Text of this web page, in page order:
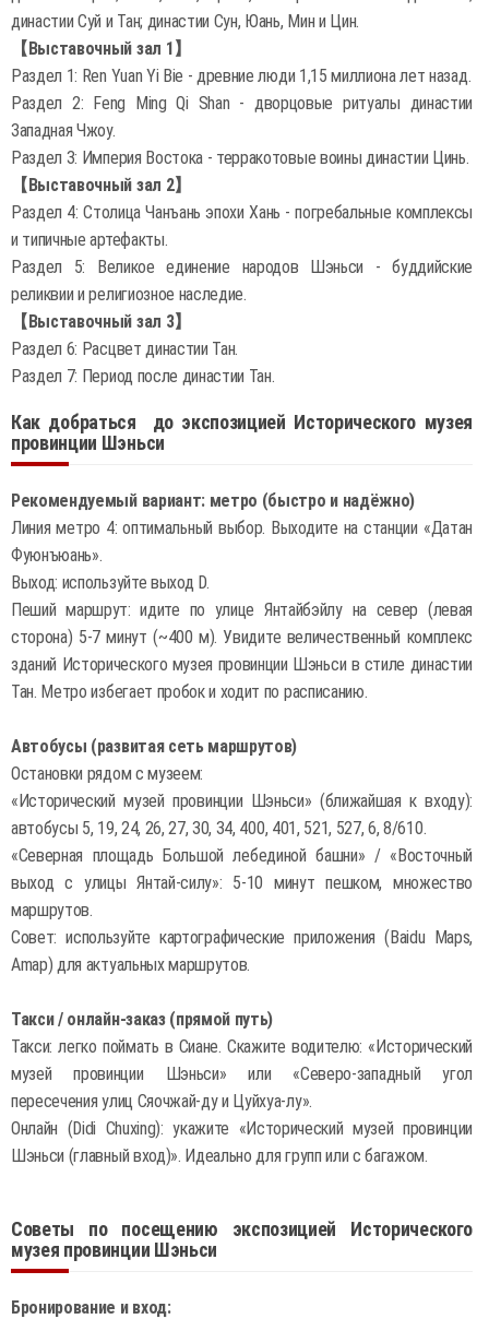
династии Суй и Тан; династии Сун, Юань, Мин и Цин.
【Выставочный зал 1】
Раздел 1: Ren Yuan Yi Bie - древние люди 1,15 миллиона лет назад.
Раздел 2: Feng Ming Qi Shan - дворцовые ритуалы династии
Западная Чжоу.
Раздел 3: Империя Востока - терракотовые воины династии Цинь.
【Выставочный зал 2】
Раздел 4: Столица Чанъань эпохи Хань - погребальные комплексы
и типичные артефакты.
Раздел 5: Великое единение народов Шэньси - буддийские
реликвии и религиозное наследие.
【Выставочный зал 3】
Раздел 6: Расцвет династии Тан.
Раздел 7: Период после династии Тан.
Как добраться до экспозицией Исторического музея
провинции Шэньси
Рекомендуемый вариант: метро (быстро и надёжно)
Линия метро 4: оптимальный выбор. Выходите на станции «Датан
Фуюнъюань».
Выход: используйте выход D.
Пеший маршрут: идите по улице Янтайбэйлу на север (левая
сторона) 5-7 минут (~400 м). Увидите величественный комплекс
зданий Исторического музея провинции Шэньси в стиле династии
Тан. Метро избегает пробок и ходит по расписанию.
Автобусы (развитая сеть маршрутов)
Остановки рядом с музеем:
«Исторический музей провинции Шэньси» (ближайшая к входу):
автобусы 5, 19, 24, 26, 27, 30, 34, 400, 401, 521, 527, 6, 8/610.
«Северная площадь Большой лебединой башни» / «Восточный
выход с улицы Янтай-силу»: 5-10 минут пешком, множество
маршрутов.
Совет: используйте картографические приложения (Baidu Maps,
Amap) для актуальных маршрутов.
Такси / онлайн-заказ (прямой путь)
Такси: легко поймать в Сиане. Скажите водителю: «Исторический
музей провинции Шэньси» или «Северо-западный угол
пересечения улиц Сяочжай-ду и Цуйхуа-лу».
Онлайн (Didi Chuxing): укажите «Исторический музей провинции
Шэньси (главный вход)». Идеально для групп или с багажом.
Советы по посещению экспозицией Исторического
музея провинции Шэньси
Бронирование и вход: